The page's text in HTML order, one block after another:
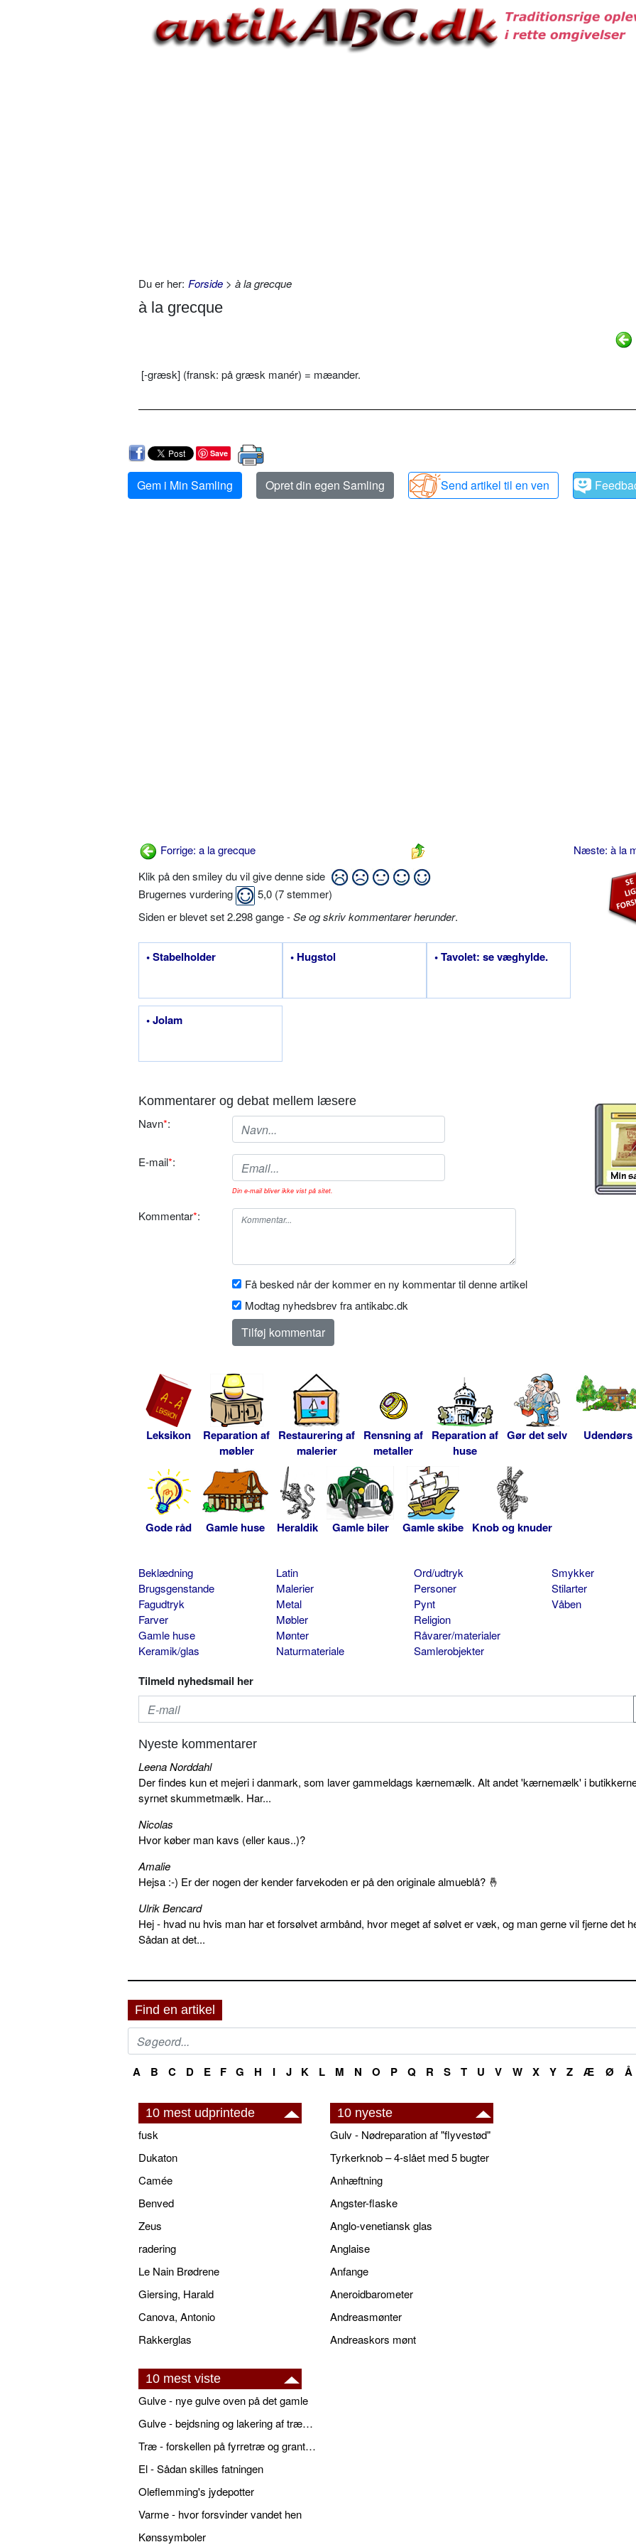
Du er her: Forside > à la grecque
à la grecque
[-græsk] (fransk: på græsk manér) = mæander.
Save
Gem i Min Samling Opret din egen Samling Send artikel til en ven
Forrige: a la grecque
Næste: à la
Klik på den smiley du vil give denne side
Brugernes vurdering
5,0 (7stemmer)
Siden er blevet set 2.298 gange -Se og skriv kommentarer herunder.
• Stabelholder • Hugstol • Tavolet: se væghylde.
• Jolam
Kommentarer og debat mellem læsere
Navn*:
E-mail*:
Din e-mail bliver ikke vist på sitet.
Kommentar*:
Få besked når der kommer en ny kommentar til denne artikel
Modtag nyhedsbrev fra antikabc.dk
Leksikon
Reparation af
møbler
Restaurering af
malerier
Rensning af
metaller
Reparation af
huse
Gør det selv Udendørs
Gode råd Gamle huse Heraldik Gamle biler Gamle skibe Knob og knuder
Beklædning
Brugsgenstande
Fagudtryk
Farver
Gamle huse
Keramik/glas
Latin
Malerier
Metal
Møbler
Mønter
Naturmateriale
Ord/udtryk
Personer
Pynt
Religion
Råvarer/materialer
Samlerobjekter
Smykker
Stilarter
Våben
Tilmeld nyhedsmail her
Nyeste kommentarer
Leena Norddahl
Der findes kun et mejeri i danmark, som laver gammeldags kærnemælk. Alt andet 'kærnemælk' i
syrnet skummetmælk. Har...
Nicolas
Hvor køber man kavs (eller kaus..)?
Amalie
Hejsa :-) Er der nogen der kender farvekoden er på den originale almueblå? 🤞
Ulrik Bencard
Hej - hvad nu hvis man har et forsølvet armbånd, hvor meget af sølvet er væk, og man gerne vil fjerne det
Sådan at det...
Find en artikel
A B C D E F G H I J K L M N O P Q R S T U V W X Y Z Æ Ø Å
10 mest udprintede
fusk
Dukaton
Camée
Benved
Zeus
radering
Le Nain Brødrene
Giersing, Harald
Canova, Antonio
Rakkerglas
10 nyeste
Gulv - Nødreparation af "flyvestød"
Tyrkerknob – 4-slået med 5 bugter
Anhæftning
Angster-flaske
Anglo-venetiansk glas
Anglaise
Anfange
Aneroidbarometer
Andreasmønter
Andreaskors mønt
10 mest viste
Gulve - nye gulve oven på det gamle
Gulve - bejdsning og lakering af trægulve
Træ - forskellen på fyrretræ og grantræ
El - Sådan skilles fatningen
Oleflemming's jydepotter
Varme - hvor forsvinder vandet hen
Kønssymboler